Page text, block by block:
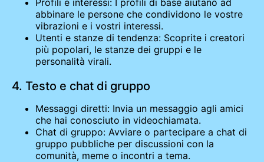
abbinare le persone che condividono le vostre
vibrazioni e i vostri interessi.
Utenti e stanze di tendenza: Scoprite i creatori
più popolari, le stanze dei gruppi e le
personalità virali.
4. Testo e chat di gruppo
Messaggi diretti: Invia un messaggio agli amici
che hai conosciuto in videochiamata.
Chat di gruppo: Avviare o partecipare a chat di
gruppo pubbliche per discussioni con la
comunità, meme o incontri a tema.